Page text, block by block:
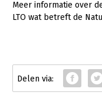
Meer informatie over
LTO wat betreft de